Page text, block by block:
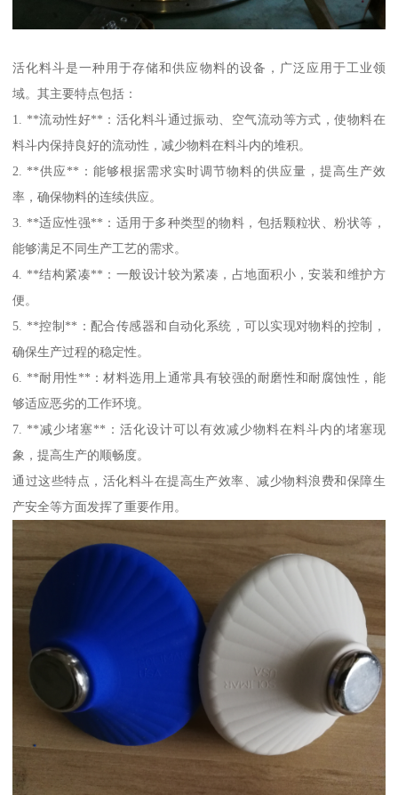
活化料斗是一种用于存储和供应物料的设备，广泛应用于工业领
域。其主要特点包括：
1. **流动性好**：活化料斗通过振动、空气流动等方式，使物料在
料斗内保持良好的流动性，减少物料在料斗内的堆积。
2. **供应**：能够根据需求实时调节物料的供应量，提高生产效
率，确保物料的连续供应。
3. **适应性强**：适用于多种类型的物料，包括颗粒状、粉状等，
能够满足不同生产工艺的需求。
4. **结构紧凑**：一般设计较为紧凑，占地面积小，安装和维护方
便。
5. **控制**：配合传感器和自动化系统，可以实现对物料的控制，
确保生产过程的稳定性。
6. **耐用性**：材料选用上通常具有较强的耐磨性和耐腐蚀性，能
够适应恶劣的工作环境。
7. **减少堵塞**：活化设计可以有效减少物料在料斗内的堵塞现
象，提高生产的顺畅度。
通过这些特点，活化料斗在提高生产效率、减少物料浪费和保障生
产安全等方面发挥了重要作用。